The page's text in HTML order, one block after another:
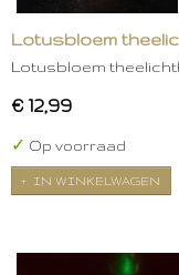
Lotusbloem
Lotusbloem
€ 12,99
✓ Op voorraad
IN WINKELWAGEN